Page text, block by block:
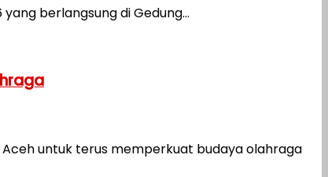
berlangsung di Gedung...
untuk terus memperkuat budaya olahraga